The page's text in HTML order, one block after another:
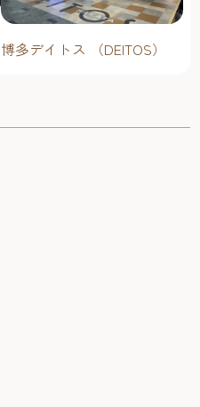
博多デイトス （DEITOS）